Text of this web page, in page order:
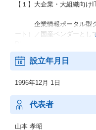
【１】大企業・大組織向
企業情報ポータル型グ
ート）／国産ベンダーとし
ベストプラクティス型ク
に特化したサービス
BPM型Webデータベー
ートデービー）／「全社の
務」まで幅広いシステム化
設立年月日
1996年12月 1日
代表者
山本 孝昭